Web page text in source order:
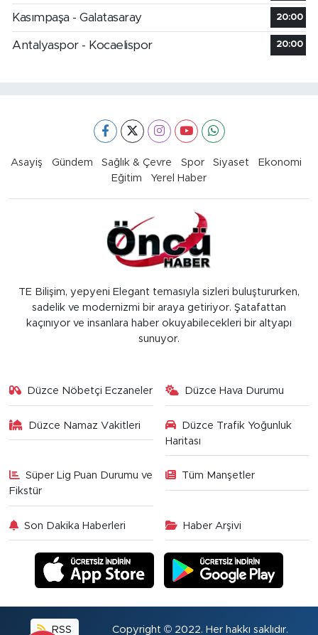
Kasımpaşa - Galatasaray 20:00
Antalyaspor - Kocaelispor 20:00
Asayiş Gündem Sağlık & Çevre Spor Siyaset
Ekonomi
Eğitim
Yerel Haber
TE Bilişim, yepyeni Elegant temasıyla sizleri buluştururken,
sadelik ve modernizmi bir araya getiriyor. Şatafattan
kaçınıyor ve insanlara haber okuyabilecekleri bir altyapı
sunuyor.
Düzce Nöbetçi Eczaneler Düzce Hava Durumu
Düzce Namaz Vakitleri
Düzce Trafik Yoğunluk
Haritası
Süper Lig Puan Durumu ve
Fikstür
Tüm Manşetler
Son Dakika Haberleri Haber Arşivi
RSS Copyright © 2022. Her hakkı saklıdır.